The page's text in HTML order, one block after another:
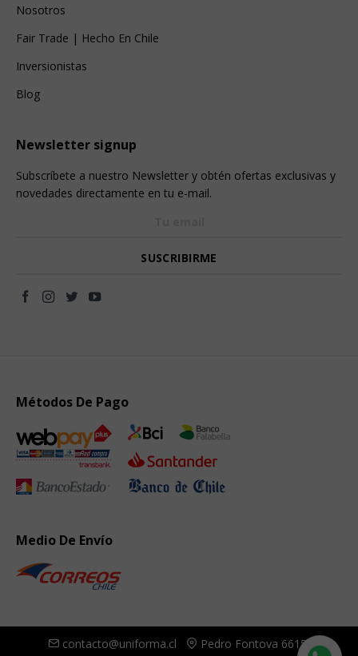
Nosotros
Fair Trade | Hecho En Chile
Inversionistas
Blog
Newsletter signup
Subscríbete a nuestro Newsletter y obtén ofertas exclusivas y
novedades directamente en tu e-mail.
Métodos De Pago
Medio De Envío
contacto@uniforma.cl
Pedro Fontova 6615,